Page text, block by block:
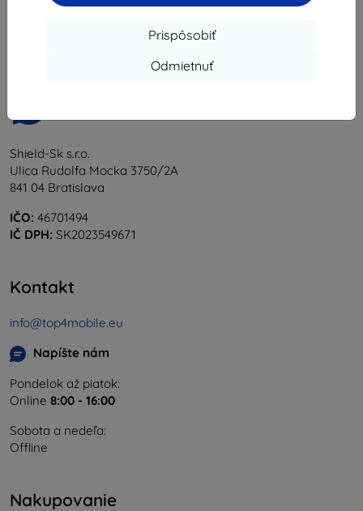
Prispôsobiť
Odmietnuť
Shield-Sk s.r.o.
Ulica Rudolfa Mocka 3750/2A
841 04 Bratislava
IČO: 46701494
IČ DPH: SK2023549671
Kontakt
info@top4mobile.eu
Napíšte nám
Pondelok až piatok:
Online 8:00 - 16:00
Sobota a nedeľa:
Offline
Nakupovanie